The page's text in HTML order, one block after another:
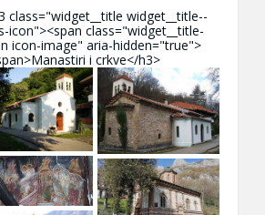
class="widget__title widget__title--
icon"><span class="widget__title-
icon-image" aria-hidden="true">
i crkve</h3>